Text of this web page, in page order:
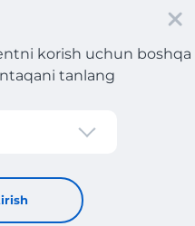
korish uchun boshqa
tanlang
o'ting va Apple iPhone 16